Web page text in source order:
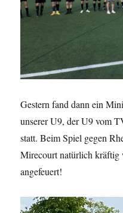
Gestern fand dann ein
unserer U9, der U9 vom
statt. Beim Spiel gegen
Mirecourt natürlich kräftig
angefeuert!